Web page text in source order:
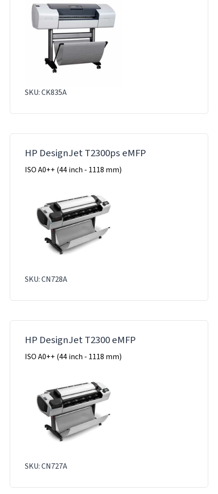
SKU: CK835A
HP DesignJet T2300ps eMFP
ISO A0++ (44 inch - 1118 mm)
SKU: CN728A
HP DesignJet T2300 eMFP
ISO A0++ (44 inch - 1118 mm)
SKU: CN727A